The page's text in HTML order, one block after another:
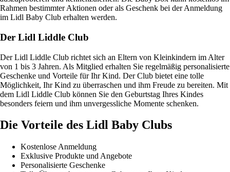
Rahmen bestimmter Aktionen oder als Geschenk bei der Anmeldung
im Lidl Baby Club erhalten werden.
Der Lidl Liddle Club
Der Lidl Liddle Club richtet sich an Eltern von Kleinkindern im Alter
von 1 bis 3 Jahren. Als Mitglied erhalten Sie regelmäßig personalisierte
Geschenke und Vorteile für Ihr Kind. Der Club bietet eine tolle
Möglichkeit, Ihr Kind zu überraschen und ihm Freude zu bereiten. Mit
dem Lidl Liddle Club können Sie den Geburtstag Ihres Kindes
besonders feiern und ihm unvergessliche Momente schenken.
Die Vorteile des Lidl Baby Clubs
Kostenlose Anmeldung
Exklusive Produkte und Angebote
Personalisierte Geschenke